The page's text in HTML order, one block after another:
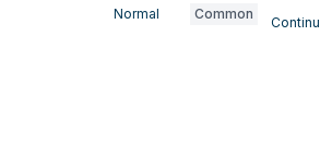
Normal Common